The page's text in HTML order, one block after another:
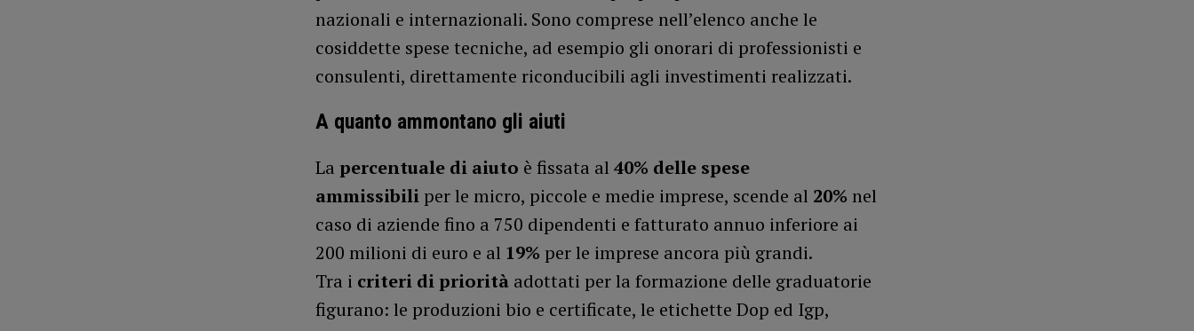
nazionali e internazionali. Sono comprese nell’elenco anche le
cosiddette spese tecniche, ad esempio gli onorari di professionisti e
consulenti, direttamente riconducibili agli investimenti realizzati.
A quanto ammontano gli aiuti
La percentuale di aiuto è fissata al 40% delle spese
ammissibiliper le micro, piccole e medie imprese, scende al 20% nel
caso di aziende fino a 750 dipendenti e fatturato annuo inferiore ai
200 milioni di euro e al 19% per le imprese ancora più grandi.
Tra i criteri di prioritàadottati per la formazione delle graduatorie
figurano: le produzioni bio e certificate, le etichette Dop ed Igp,